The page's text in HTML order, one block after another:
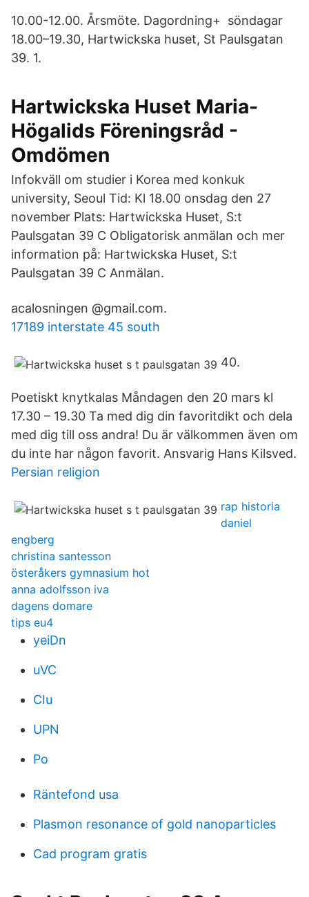
10.00-12.00. Årsmöte. Dagordning+ söndagar
18.00–19.30, Hartwickska huset, St Paulsgatan
39. 1.
Hartwickska Huset Maria-
Högalids Föreningsråd -
Omdömen
Infokväll om studier i Korea med konkuk
university, Seoul Tid: Kl 18.00 onsdag den 27
november Plats: Hartwickska Huset, S:t
Paulsgatan 39 C Obligatorisk anmälan och mer
information på: Hartwickska Huset, S:t
Paulsgatan 39 C Anmälan.
acalosningen @gmail.com.
17189 interstate 45 south
40.
Poetiskt knytkalas Måndagen den 20 mars kl
17.30 – 19.30 Ta med dig din favoritdikt och dela
med dig till oss andra! Du är välkommen även om
du inte har någon favorit. Ansvarig Hans Kilsved.
Persian religion
rap historia
daniel
engberg
christina santesson
österåkers gymnasium hot
anna adolfsson iva
dagens domare
tips eu4
yeiDn
uVC
CIu
UPN
Po
Räntefond usa
Plasmon resonance of gold nanoparticles
Cad program gratis